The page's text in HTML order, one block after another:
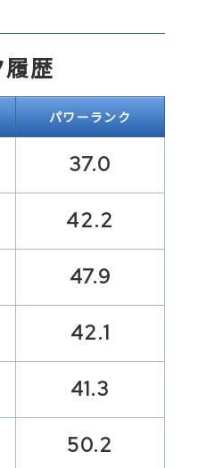
歴
パワーランク
37.0
42.2
47.9
42.1
41.3
50.2